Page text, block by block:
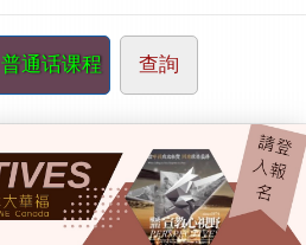
普通话课程 查詢